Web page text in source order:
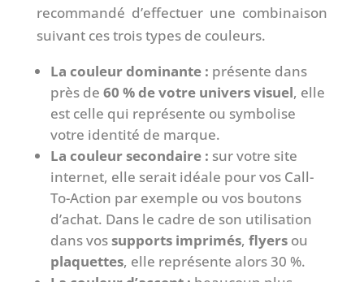
recommandé d’effectuer une combinaison
suivant ces trois types de couleurs.
La couleur dominante : présente dans
près de 60 % de votre univers visuel, elle
est celle qui représente ou symbolise
votre identité de marque.
La couleur secondaire : sur votre site
internet, elle serait idéale pour vos Call-
To-Action par exemple ou vos boutons
d’achat. Dans le cadre de son utilisation
dans vossupports imprimés, flyersou
plaquettes, elle représente alors 30 %.